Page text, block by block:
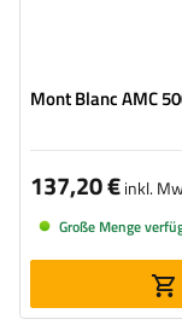
Mont Blanc AMC
137,20 €inkl.
Große Menge